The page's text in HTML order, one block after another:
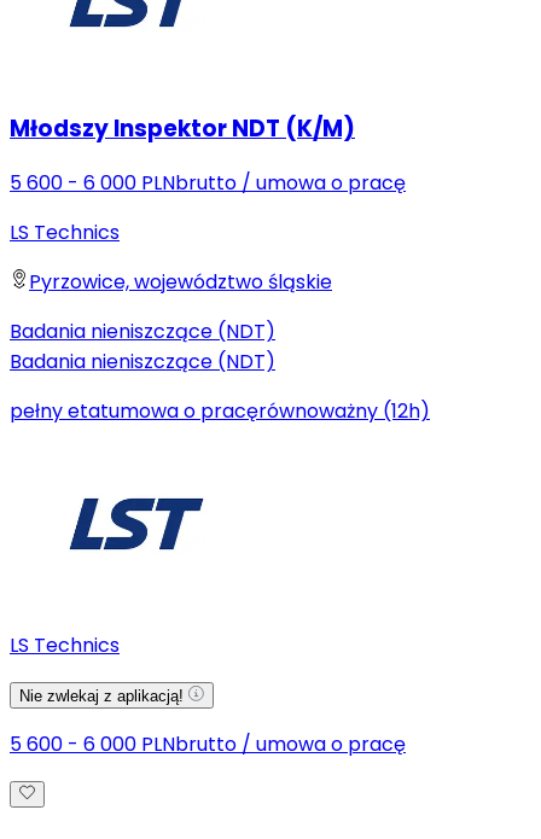
Młodszy Inspektor NDT (K/M)
5 600 - 6 000 PLNbrutto / umowa o pracę
LS Technics
Pyrzowice, województwo śląskie
Badania nieniszczące (NDT)
Badania nieniszczące (NDT)
pełny etatumowa o pracęrównoważny (12h)
LS Technics
Nie zwlekaj z aplikacją!
5 600 - 6 000 PLNbrutto / umowa o pracę